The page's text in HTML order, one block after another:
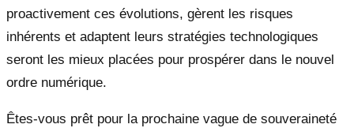
proactivement ces évolutions, gèrent les risques
inhérents et adaptent leurs stratégies technologiques
seront les mieux placées pour prospérer dans le nouvel
ordre numérique.
Êtes-vous prêt pour la prochaine vague de souveraineté